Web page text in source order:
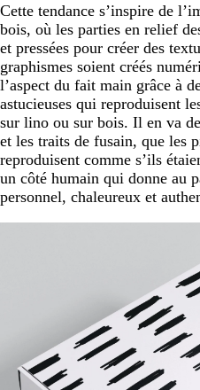
Cette tendance s’inspire de
bois, où les parties en relief
et pressées pour créer des
graphismes soient créés
l’aspect du fait main grâce à
astucieuses qui reproduisent
sur lino ou sur bois. Il en va
et les traits de fusain, que les
reproduisent comme s’ils
un côté humain qui donne au
personnel, chaleureux et